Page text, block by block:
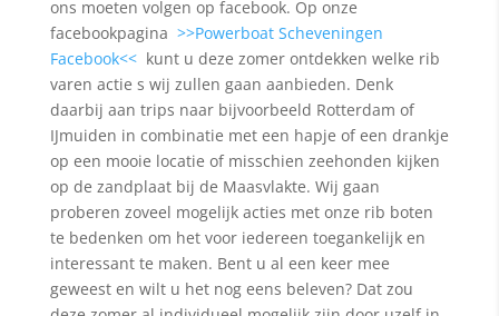
ons moeten volgen op facebook. Op onze
facebookpagina >>Powerboat Scheveningen
Facebook<<kunt u deze zomer ontdekken welke rib
varen actie s wij zullen gaan aanbieden. Denk
daarbij aan trips naar bijvoorbeeld Rotterdam of
IJmuiden in combinatie met een hapje of een drankje
op een mooie locatie of misschien zeehonden kijken
op de zandplaat bij de Maasvlakte. Wij gaan
proberen zoveel mogelijk acties met onze rib boten
te bedenken om het voor iedereen toegankelijk en
interessant te maken. Bent u al een keer mee
geweest en wilt u het nog eens beleven? Dat zou